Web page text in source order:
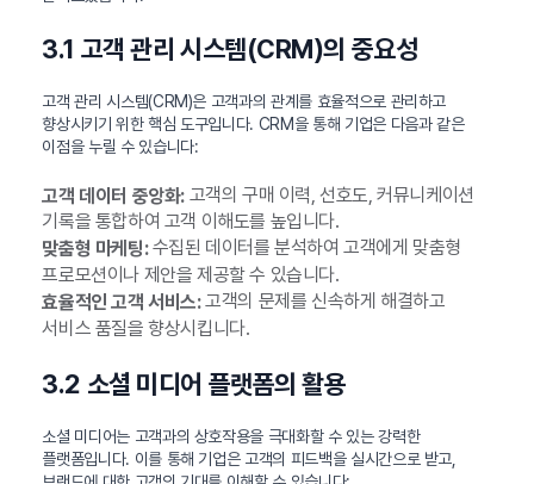
3.1 고객 관리 시스템(CRM)의 중요성
고객 관리 시스템(CRM)은 고객과의 관계를 효율적으로 관리하고
향상시키기 위한 핵심 도구입니다. CRM을 통해 기업은 다음과 같은
이점을 누릴 수 있습니다:
고객 데이터 중앙화:고객의 구매 이력, 선호도, 커뮤니케이션
기록을 통합하여 고객 이해도를 높입니다.
맞춤형 마케팅:수집된 데이터를 분석하여 고객에게 맞춤형
프로모션이나 제안을 제공할 수 있습니다.
효율적인 고객 서비스:고객의 문제를 신속하게 해결하고
서비스 품질을 향상시킵니다.
3.2 소셜 미디어 플랫폼의 활용
소셜 미디어는 고객과의 상호작용을 극대화할 수 있는 강력한
플랫폼입니다. 이를 통해 기업은 고객의 피드백을 실시간으로 받고,